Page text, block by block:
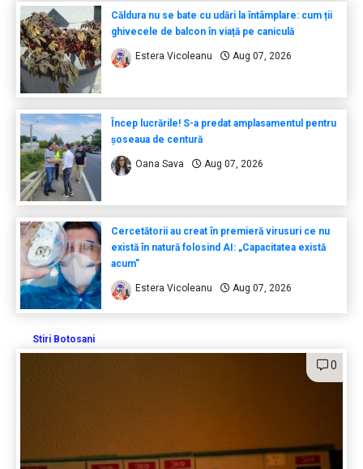
Căldura nu se bate cu udări la întâmplare: cum ții
ghivecele de balcon în viață pe caniculă
Estera Vicoleanu Aug 07, 2026
Încep lucrările! S-a predat amplasamentul pentru
șoseaua de centură
Oana Sava Aug 07, 2026
Cercetătorii au creat în premieră virusuri ce nu
există în natură folosind AI: „Capacitatea există
acum”
Estera Vicoleanu Aug 07, 2026
Stiri Botosani
0